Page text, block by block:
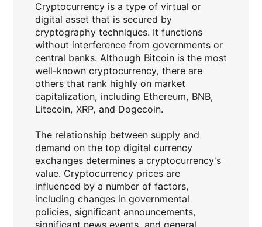
Cryptocurrency is a type of virtual or
digital asset that is secured by
cryptography techniques. It functions
without interference from governments or
central banks. Although Bitcoin is the most
well-known cryptocurrency, there are
others that rank highly on market
capitalization, including Ethereum, BNB,
Litecoin, XRP, and Dogecoin.
The relationship between supply and
demand on the top digital currency
exchanges determines a cryptocurrency's
value. Cryptocurrency prices are
influenced by a number of factors,
including changes in governmental
policies, significant announcements,